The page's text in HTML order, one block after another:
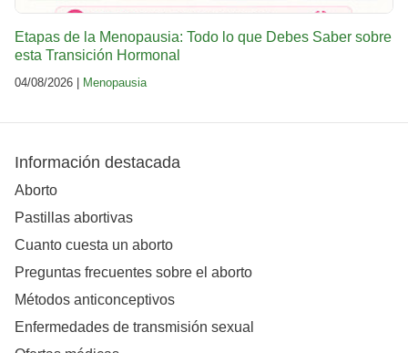
Etapas de la Menopausia: Todo lo que Debes Saber sobre
esta Transición Hormonal
04/08/2026 | Menopausia
Información destacada
Aborto
Pastillas abortivas
Cuanto cuesta un aborto
Preguntas frecuentes sobre el aborto
Métodos anticonceptivos
Enfermedades de transmisión sexual